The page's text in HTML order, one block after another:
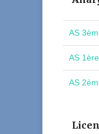
AS
AS
AS